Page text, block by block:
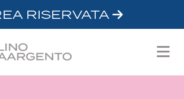
RISERVATA